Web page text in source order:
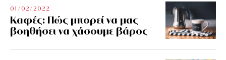
01/02/2022
Kαφές: Πώς μπορεί να μας
βοηθήσει να χάσουμε βάρος